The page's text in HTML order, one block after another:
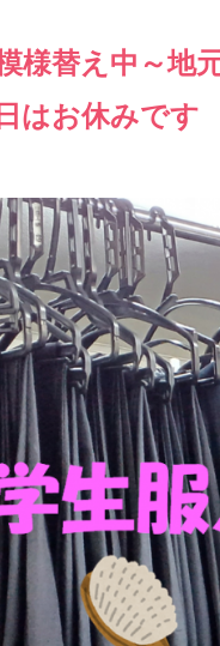
様替え中～地
はお休みです